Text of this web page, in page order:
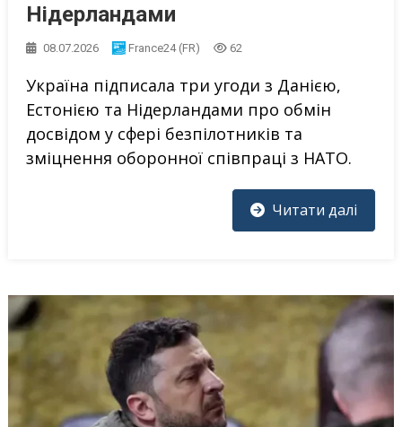
Нідерландами
08.07.2026 France24 (FR) 62
Україна підписала три угоди з Данією,
Естонією та Нідерландами про обмін
досвідом у сфері безпілотників та
зміцнення оборонної співпраці з НАТО.
Читати далі